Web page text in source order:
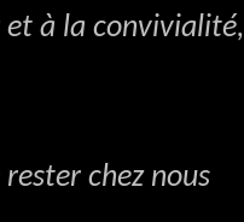
à la convivialité,
chez nous